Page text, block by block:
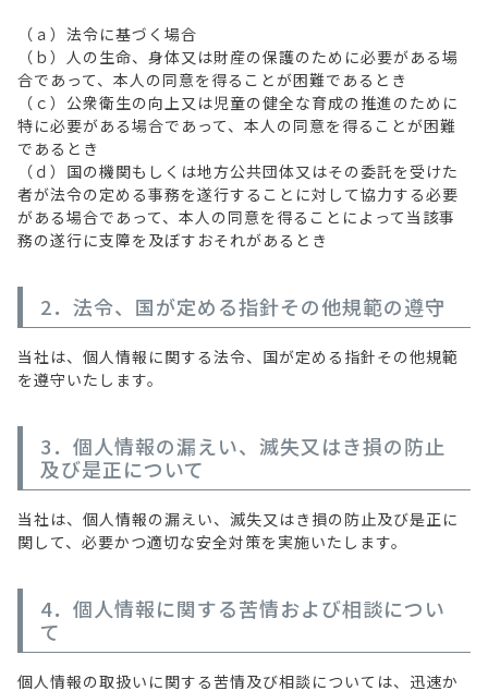
（ａ）法令に基づく場合
（ｂ）人の生命、身体又は財産の保護のために必要がある場
合であって、本人の同意を得ることが困難であるとき
（ｃ）公衆衛生の向上又は児童の健全な育成の推進のために
特に必要がある場合であって、本人の同意を得ることが困難
であるとき
（ｄ）国の機関もしくは地方公共団体又はその委託を受けた
者が法令の定める事務を遂行することに対して協力する必要
がある場合であって、本人の同意を得ることによって当該事
務の遂行に支障を及ぼすおそれがあるとき
2．法令、国が定める指針その他規範の遵守
当社は、個人情報に関する法令、国が定める指針その他規範
を遵守いたします。
3．個人情報の漏えい、滅失又はき損の防止
及び是正について
当社は、個人情報の漏えい、滅失又はき損の防止及び是正に
関して、必要かつ適切な安全対策を実施いたします。
4．個人情報に関する苦情および相談につい
て
個人情報の取扱いに関する苦情及び相談については、迅速か